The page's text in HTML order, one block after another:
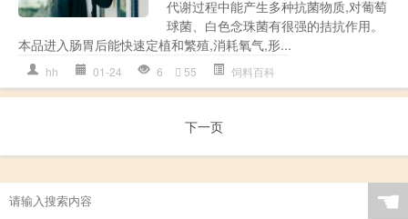
代谢过程中能产生多种抗菌物质,对葡萄
球菌、白色念珠菌有很强的拮抗作用。
本品进入肠胃后能快速定植和繁殖,消耗氧气,形...
hh 01-24 6 55 饲料百科
下一页
☚